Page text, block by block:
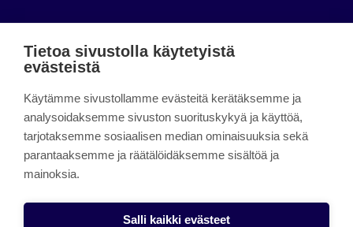
päättynyt 11.9.2023.
About the site
Käyttöehdot
Tietoa sivustolla käytetyistä
evästeistä
Käytämme sivustollamme evästeitä kerätäksemme ja
analysoidaksemme sivuston suorituskykyä ja käyttöä,
tarjotaksemme sosiaalisen median ominaisuuksia sekä
parantaaksemme ja räätälöidäksemme sisältöä ja
mainoksia.
Salli kaikki evästeet